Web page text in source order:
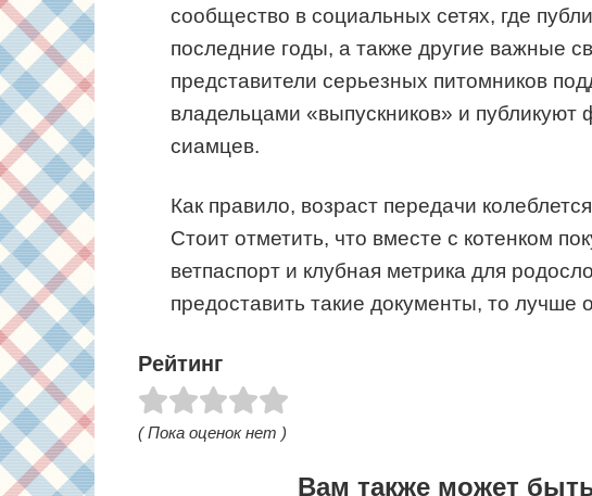
сообщество в социальных сетях, где
последние годы, а также другие важные
представители серьезных питомников
владельцами «выпускников» и
сиамцев.
Как правило, возраст передачи
Стоит отметить, что вместе с котенком
ветпаспорт и клубная метрика для
предоставить такие документы, то лучше
Рейтинг
( Пока оценок нет )
Вам также может